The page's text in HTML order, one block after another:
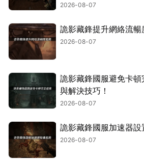
2026-08-07
詭影藏鋒提升網絡流暢
2026-08-07
詭影藏鋒國服避免卡
與解決技巧！
2026-08-07
詭影藏鋒國服加速器設
2026-08-07